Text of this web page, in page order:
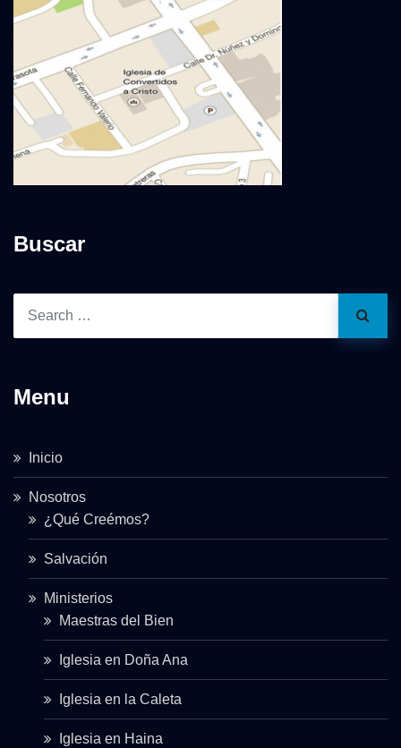
Buscar
Menu
Inicio
Nosotros
¿Qué Creémos?
Salvación
Ministerios
Maestras del Bien
Iglesia en Doña Ana
Iglesia en la Caleta
Iglesia en Haina